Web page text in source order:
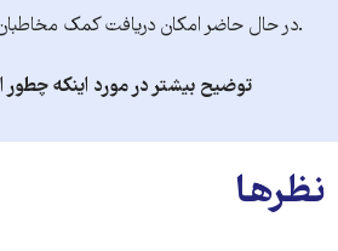
.در حال حاضر امکان دریافت کمک
توضیح بیشتر در مورد اینکه چطور
نظرها